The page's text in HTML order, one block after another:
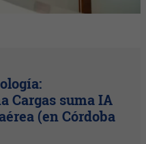
Cargas suma IA
(en Córdoba